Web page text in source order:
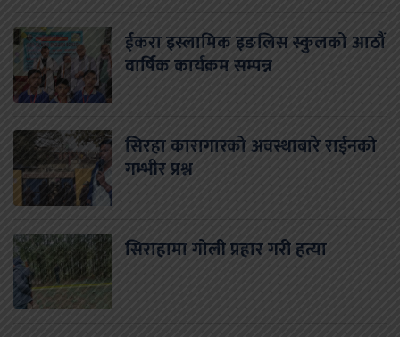
ईकरा इस्लामिक इङलिस स्कुलको आठौं
वार्षिक कार्यक्रम सम्पन्न
सिरहा कारागारको अवस्थाबारे राईनको
गम्भीर प्रश्न
सिराहामा गोली प्रहार गरी हत्या